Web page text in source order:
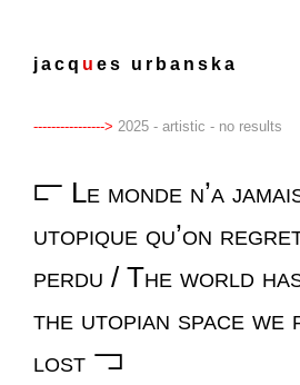
content
jacq u es u r ba n s ka
2025 - artistic - no results
Le monde n’a
utopique qu’on
perdu / The world
the utopian space
lost